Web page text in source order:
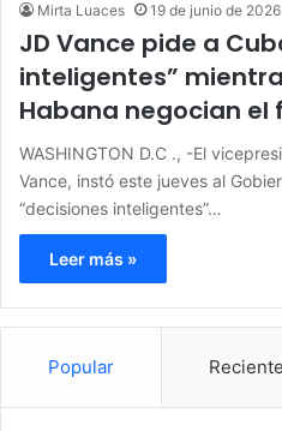
Mirta Luaces 19 de junio de 2026
JD Vance pide a
inteligentes”
Habana negocian el
WASHINGTON D.C ., -El
Vance, instó este jueves al
“decisiones inteligentes”…
Leer más »
Popular Reciente